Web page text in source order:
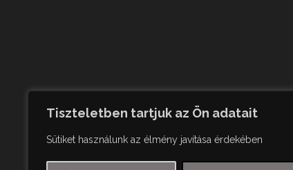
Tiszteletben tartjuk az Ön adatait
Sütiket használunk az élmény javítása érdekében